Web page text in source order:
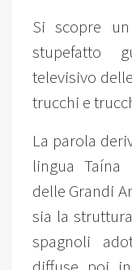
Si scopre
stupefatto
televisivo
trucchi e
La parola
lingua Taína
delle Grandi
sia la
spagnoli